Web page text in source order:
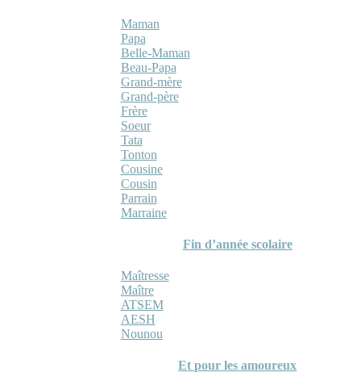
Maman
Papa
Belle-Maman
Beau-Papa
Grand-mère
Grand-père
Frère
Soeur
Tata
Tonton
Cousine
Cousin
Parrain
Marraine
Fin d’année scolaire
Maîtresse
Maître
ATSEM
AESH
Nounou
Et pour les amoureux